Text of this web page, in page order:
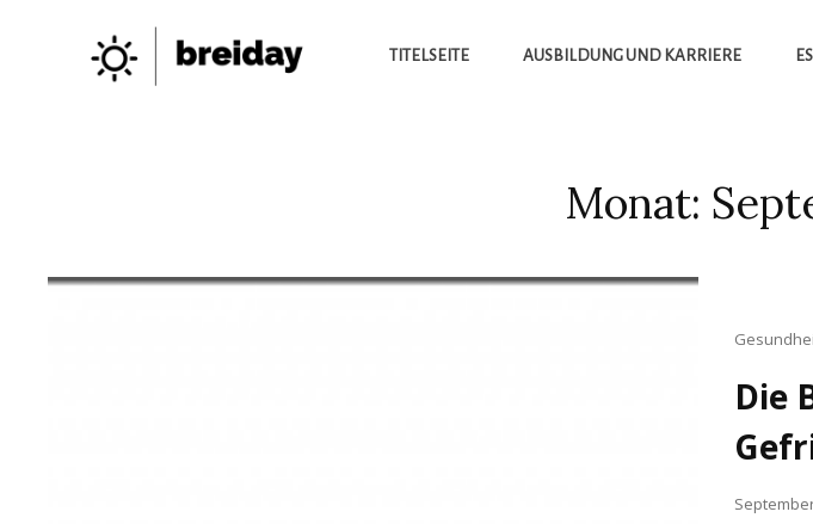
Die Besten Neuigkeiten
TITELSEITE AUSBILDUNG UND KARRIERE
Monat:
Cat
Die
Posted